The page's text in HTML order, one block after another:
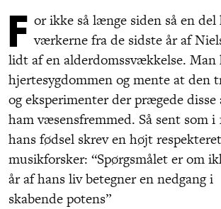
F or ikke så længe siden så en
værkerne fra de sidste år af
lidt af en alderdomssvækkelse.
hjertesygdommen og mente at den
og eksperimenter der prægede disse
ham væsensfremmed. Så sent som i
hans fødsel skrev en højt
musikforsker: “Spørgsmålet er om
år af hans liv betegner en nedgang i
skabende potens”